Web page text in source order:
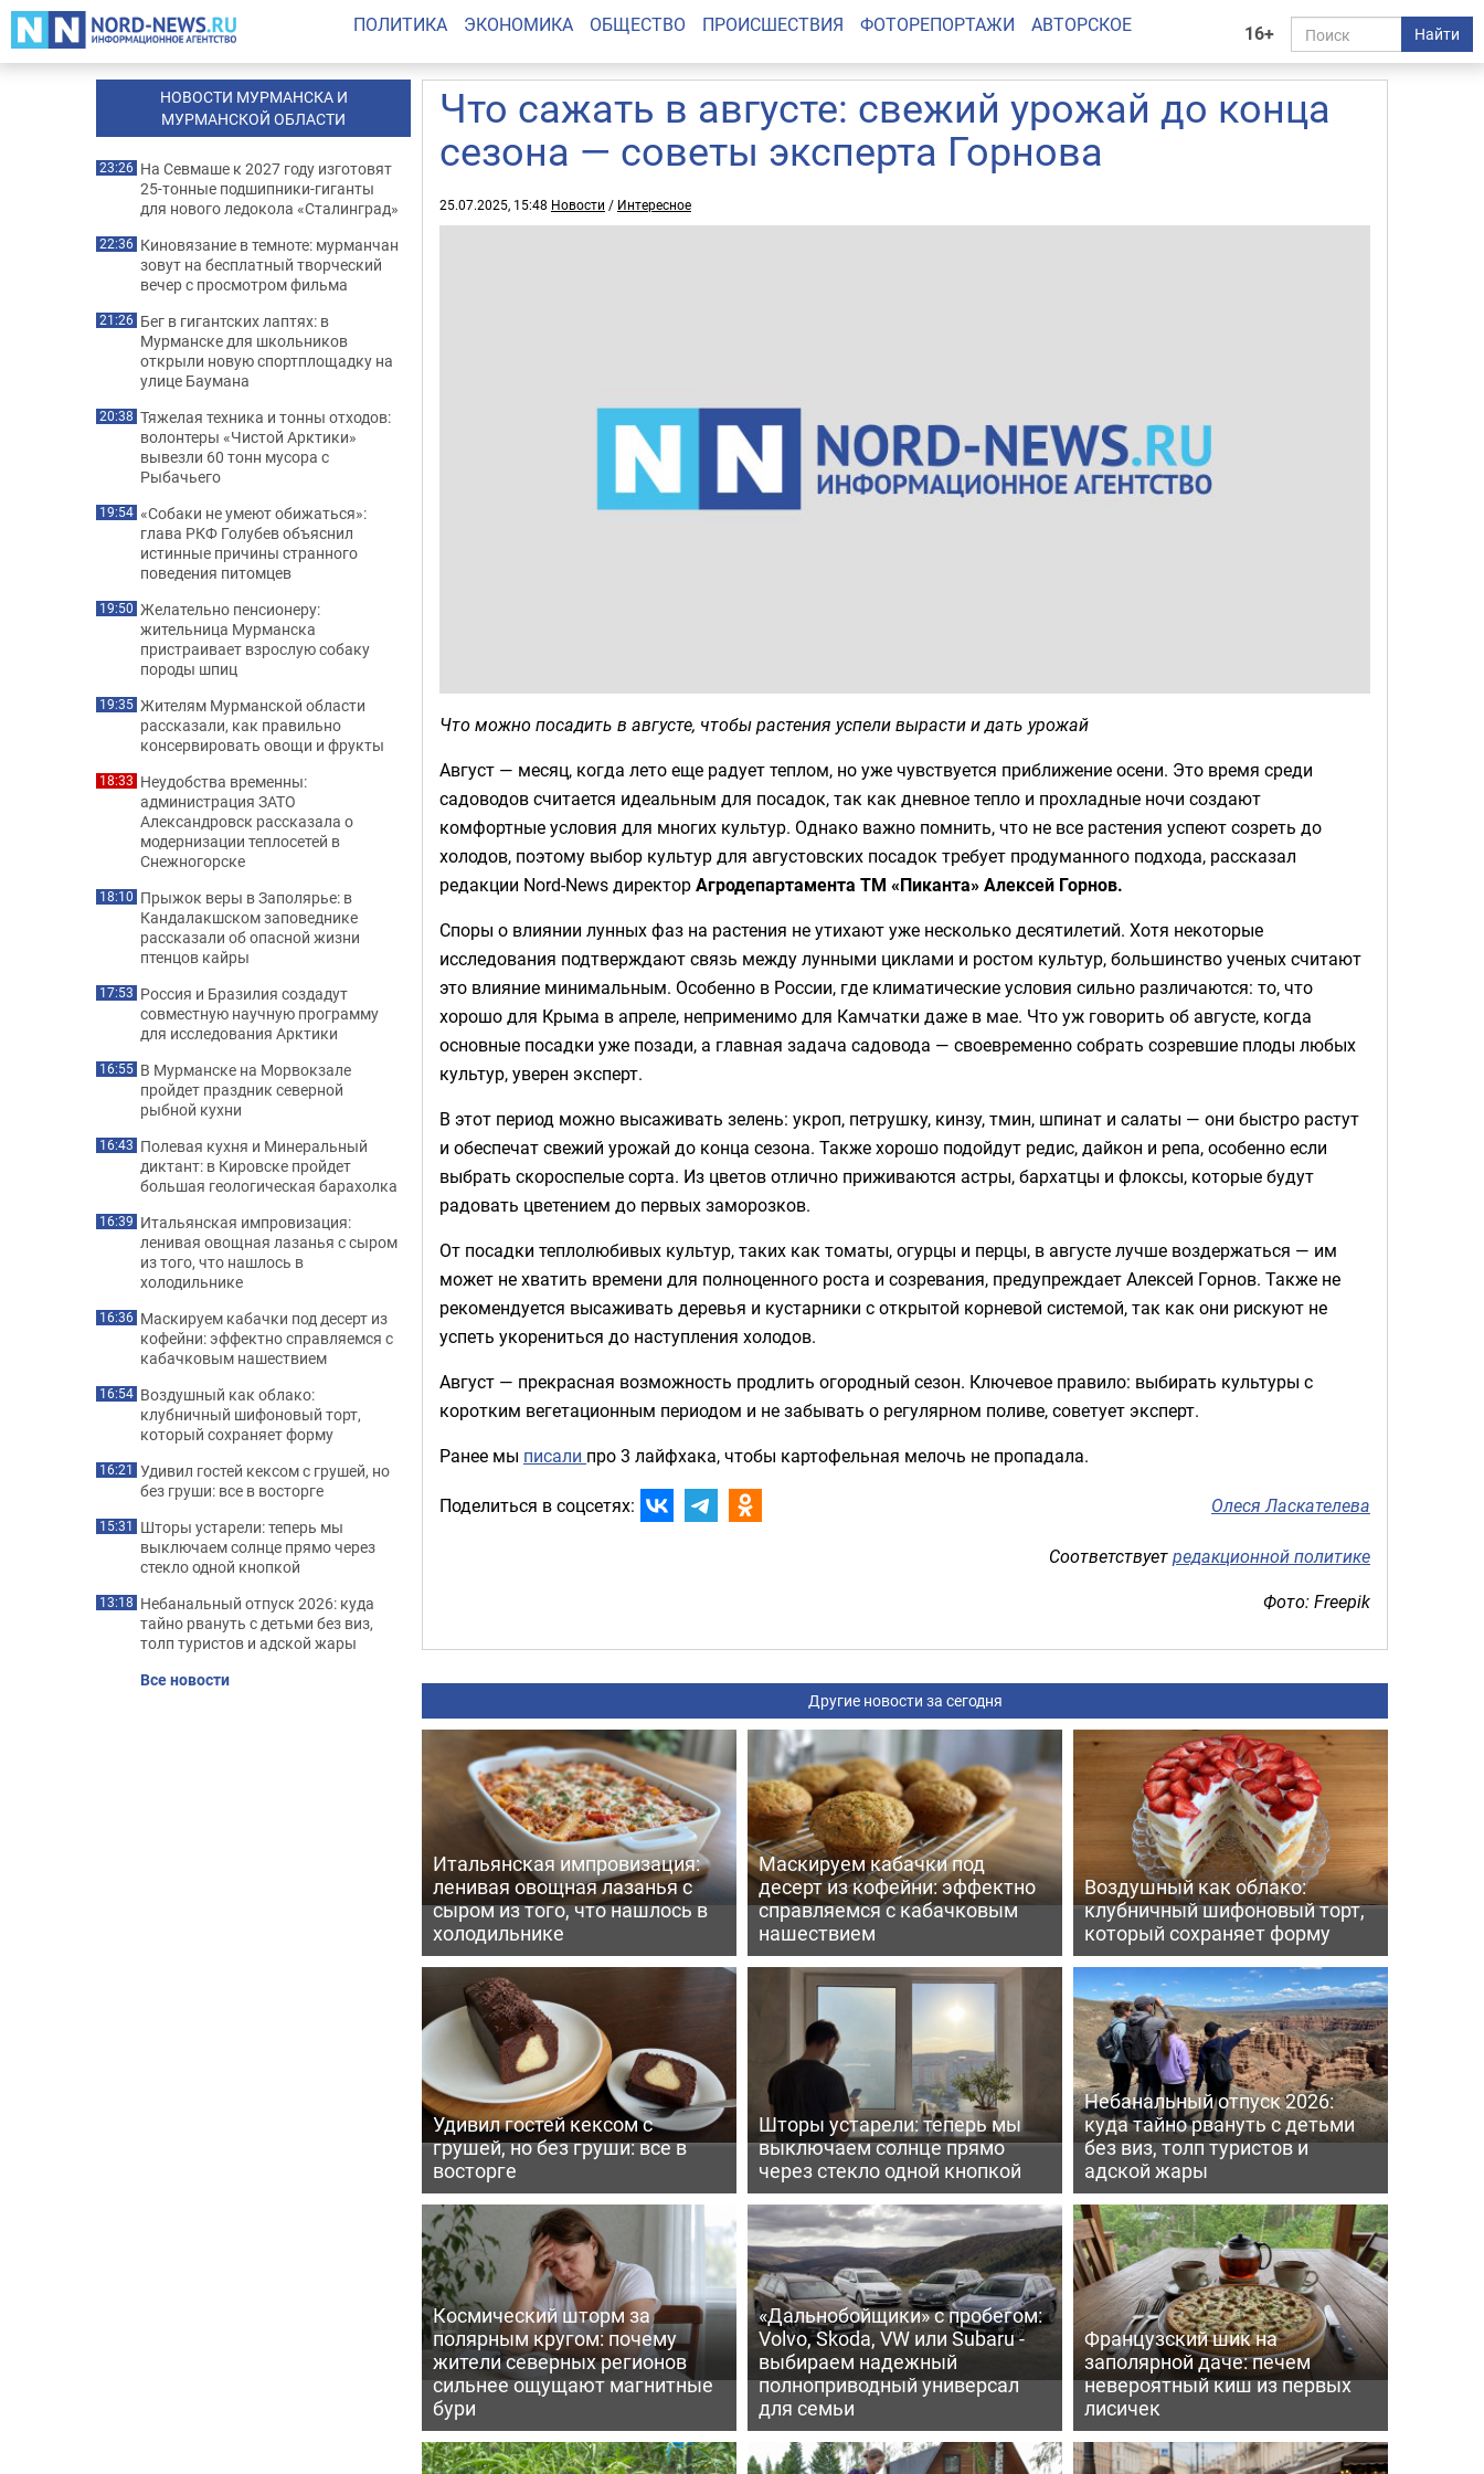
16+ Найти
ПОЛИТИКА ЭКОНОМИКА ОБЩЕСТВО ПРОИСШЕСТВИЯ ФОТОРЕПОРТАЖИ АВТОРСКОЕ
Что сажать в августе: свежий урожай до конца
сезона — советы эксперта Горнова
25.07.2025, 15:48 Новости / Интересное
Что можно посадить в августе, чтобы растения успели вырасти и дать урожай
Август — месяц, когда лето еще радует теплом, но уже чувствуется приближение осени. Это время среди
садоводов считается идеальным для посадок, так как дневное тепло и прохладные ночи создают
комфортные условия для многих культур. Однако важно помнить, что не все растения успеют созреть до
холодов, поэтому выбор культур для августовских посадок требует продуманного подхода, рассказал
редакции Nord-News директорАгродепартамента ТМ «Пиканта» Алексей Горнов.
Споры о влиянии лунных фаз на растения не утихают уже несколько десятилетий. Хотя некоторые
исследования подтверждают связь между лунными циклами и ростом культур, большинство ученых считают
это влияние минимальным. Особенно в России, где климатические условия сильно различаются: то, что
хорошо для Крыма в апреле, неприменимо для Камчатки даже в мае. Что уж говорить об августе, когда
основные посадки уже позади, а главная задача садовода — своевременно собрать созревшие плоды любых
культур, уверен эксперт.
В этот период можно высаживать зелень: укроп, петрушку, кинзу, тмин, шпинат и салаты — они быстро растут
и обеспечат свежий урожай до конца сезона. Также хорошо подойдут редис, дайкон и репа, особенно если
выбрать скороспелые сорта. Из цветов отлично приживаются астры, бархатцы и флоксы, которые будут
радовать цветением до первых заморозков.
От посадки теплолюбивых культур, таких как томаты, огурцы и перцы, в августе лучше воздержаться — им
может не хватить времени для полноценного роста и созревания, предупреждает Алексей Горнов. Также не
рекомендуется высаживать деревья и кустарники с открытой корневой системой, так как они рискуют не
успеть укорениться до наступления холодов.
Август — прекрасная возможность продлить огородный сезон. Ключевое правило: выбирать культуры с
коротким вегетационным периодом и не забывать о регулярном поливе, советует эксперт.
Ранее мы писали про 3 лайфхака, чтобы картофельная мелочь не пропадала.
Поделиться в соцсетях: Олеся Ласкателева
Соответствуетредакционной политике
Фото: Freepik
Другие новости за сегодня
Итальянская импровизация:
ленивая овощная лазанья с
сыром из того, что нашлось в
холодильнике
Маскируем кабачки под
десерт из кофейни: эффектно
справляемся с кабачковым
нашествием
Воздушный как облако:
клубничный шифоновый торт,
который сохраняет форму
Удивил гостей кексом с
грушей, но без груши: все в
восторге
Шторы устарели: теперь мы
выключаем солнце прямо
через стекло одной кнопкой
Небанальный отпуск 2026:
куда тайно рвануть с детьми
без виз, толп туристов и
адской жары
Космический шторм за
полярным кругом: почему
жители северных регионов
сильнее ощущают магнитные
бури
«Дальнобойщики» с пробегом:
Volvo, Skoda, VW или Subaru -
выбираем надежный
полноприводный универсал
для семьи
Французский шик на
заполярной даче: печем
невероятный киш из первых
лисичек
НОВОСТИ МУРМАНСКА И
МУРМАНСКОЙ ОБЛАСТИ
23:26 На Севмаше к 2027 году изготовят
25-тонные подшипники-гиганты
для нового ледокола «Сталинград»
22:36 Киновязание в темноте: мурманчан
зовут на бесплатный творческий
вечер с просмотром фильма
21:26 Бег в гигантских лаптях: в
Мурманске для школьников
открыли новую спортплощадку на
улице Баумана
20:38 Тяжелая техника и тонны отходов:
волонтеры «Чистой Арктики»
вывезли 60 тонн мусора с
Рыбачьего
19:54 «Собаки не умеют обижаться»:
глава РКФ Голубев объяснил
истинные причины странного
поведения питомцев
19:50 Желательно пенсионеру:
жительница Мурманска
пристраивает взрослую собаку
породы шпиц
19:35 Жителям Мурманской области
рассказали, как правильно
консервировать овощи и фрукты
18:33 Неудобства временны:
администрация ЗАТО
Александровск рассказала о
модернизации теплосетей в
Снежногорске
18:10 Прыжок веры в Заполярье: в
Кандалакшском заповеднике
рассказали об опасной жизни
птенцов кайры
17:53 Россия и Бразилия создадут
совместную научную программу
для исследования Арктики
16:55 В Мурманске на Морвокзале
пройдет праздник северной
рыбной кухни
16:43 Полевая кухня и Минеральный
диктант: в Кировске пройдет
большая геологическая барахолка
16:39 Итальянская импровизация:
ленивая овощная лазанья с сыром
из того, что нашлось в
холодильнике
16:36 Маскируем кабачки под десерт из
кофейни: эффектно справляемся с
кабачковым нашествием
16:54 Воздушный как облако:
клубничный шифоновый торт,
который сохраняет форму
16:21 Удивил гостей кексом с грушей, но
без груши: все в восторге
15:31 Шторы устарели: теперь мы
выключаем солнце прямо через
стекло одной кнопкой
13:18 Небанальный отпуск 2026: куда
тайно рвануть с детьми без виз,
толп туристов и адской жары
Все новости